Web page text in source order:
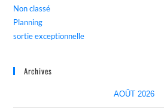
Non classé
Planning
sortie exceptionnelle
Archives
AOÛT 2026